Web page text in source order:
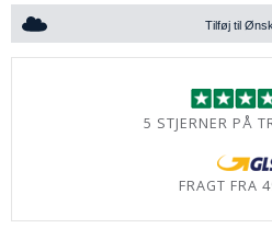
Tilføj til
5 STJERNER PÅ
FRAGT FRA